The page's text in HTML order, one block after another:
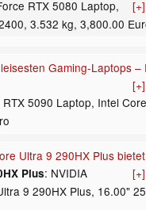
RTX 5080 Laptop,
3.532 kg, 3,800.00
Gaming-Laptops
5090 Laptop, Intel
Ultra 9 290HX Plus
Plus: NVIDIA
9 290HX Plus, 16.00"